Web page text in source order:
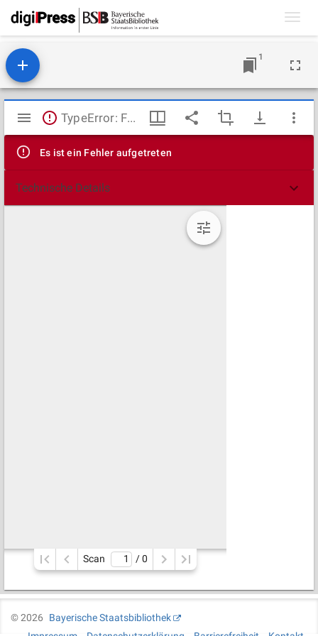
1
Mirador
Viewer
TypeError: Failed to fetch
Es ist ein Fehler aufgetreten
Technische Details
Scan / 0
©2026
Bayerische Staatsbibliothek